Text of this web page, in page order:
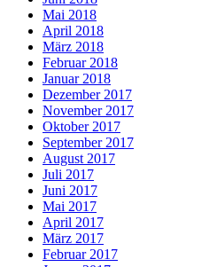
Mai 2018
April 2018
März 2018
Februar 2018
Januar 2018
Dezember 2017
November 2017
Oktober 2017
September 2017
August 2017
Juli 2017
Juni 2017
Mai 2017
April 2017
März 2017
Februar 2017